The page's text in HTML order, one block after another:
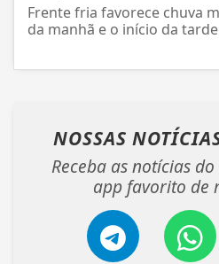
Frente fria favorece chuva
da manhã e o início da tarde
NOSSAS
Receba as notícias
app favorito de